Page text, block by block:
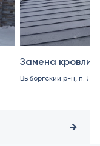
Замена кровли
Выборгский р-н, п.